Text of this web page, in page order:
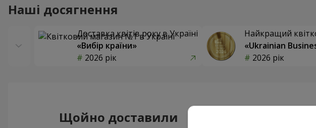
Наші досягнення
Доставка квітів року в Україні
«Вибір країни»
2026 рік
Найкращий
«Ukrainian
2026 рік
Щойно доставили